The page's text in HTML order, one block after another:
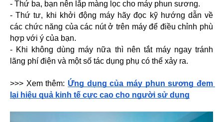
- Thứ ba, bạn nên lắp màng lọc cho máy phun sương.
- Thứ tư, khi khởi động máy hãy đọc kỹ hướng dẫn về
các chức năng của các nút ở trên máy để điều chỉnh phù
hợp với ý của bạn.
- Khi không dùng máy nữa thì nên tắt máy ngay tránh
lãng phí điện và một số tác dụng phụ có thể xảy ra.
>>> Xem thêm: Ứng dụng của máy phun sương đem
lại hiệu quả kinh tế cực cao cho người sử dụng